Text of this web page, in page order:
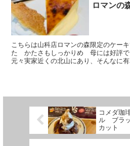
ロマンの
こちらは山科店ロマンの森限定のケー
た かたさもしっかりめ 母には好評で
元々実家近くの北山にあり、そんなに
コメダ珈
ル ブラッ
カット